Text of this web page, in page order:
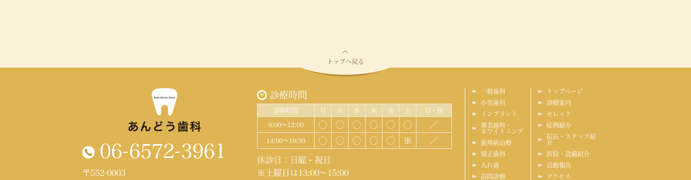
トップへ戻る
06-6572-3961
〒552-0003
診療時間
診療時間 月 火 水 木 金 土 日・祝
9:00～12:00 ◯ ◯ ◯ ◯ ◯ ◯ ／
14:00～19:30 ◯ ◯ ◯ ◯ ◯ ※ ／
休診日：日曜・祝日
※土曜日は13:00～15:00
一般歯科
小児歯科
インプラント
審美歯科・
ホワイトニング
歯周病治療
矯正歯科
入れ歯
訪問診療
トップページ
診療案内
セレック
症例紹介
院長・スタッフ紹
介
医院・設備紹介
活動報告
アクセス